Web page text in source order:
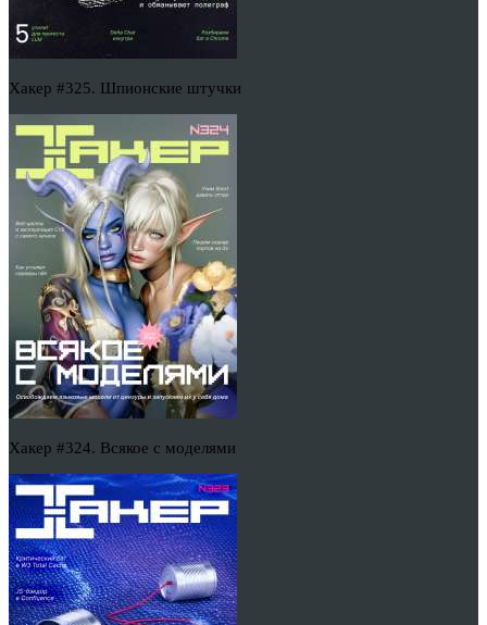
Хакер #325. Шпионские штучки
Хакер #324. Всякое с моделями